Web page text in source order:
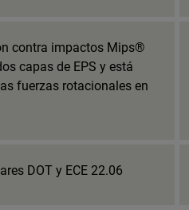
contra impactos Mips®
capas de EPS y está
fuerzas rotacionales en
DOT y ECE 22.06